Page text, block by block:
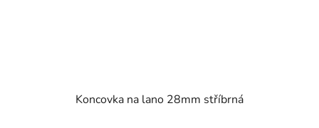
Koncovka na lano 28mm stříbrná